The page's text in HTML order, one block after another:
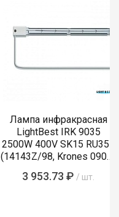
Лампа инфракрасная
LightBest IRK 9035
2500W 400V SK15 RU355
(14143Z/98, Krones 0900-
3 953.73 ₽ / шт.